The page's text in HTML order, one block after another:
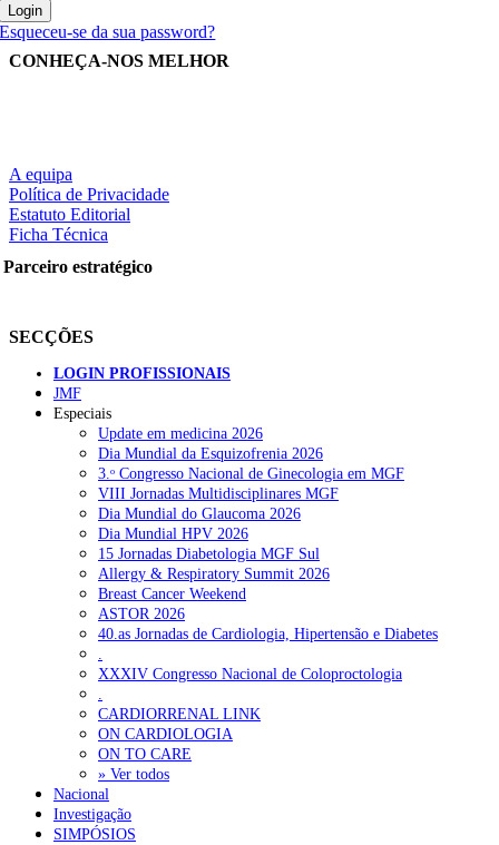
Esqueceu-se da sua password?
CONHEÇA-NOS MELHOR
A equipa
Política de Privacidade
Estatuto Editorial
Ficha Técnica
Parceiro estratégico
SECÇÕES
LOGIN PROFISSIONAIS
JMF
Especiais
Update em medicina 2026
Dia Mundial da Esquizofrenia 2026
3.ᵒ Congresso Nacional de Ginecologia em MGF
VIII Jornadas Multidisciplinares MGF
Dia Mundial do Glaucoma 2026
Dia Mundial HPV 2026
15 Jornadas Diabetologia MGF Sul
Allergy & Respiratory Summit 2026
Breast Cancer Weekend
ASTOR 2026
40.as Jornadas de Cardiologia, Hipertensão e Diabetes
.
XXXIV Congresso Nacional de Coloproctologia
.
CARDIORRENAL LINK
ON CARDIOLOGIA
ON TO CARE
» Ver todos
Nacional
Investigação
SIMPÓSIOS